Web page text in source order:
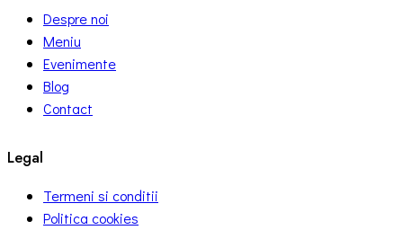
Despre noi
Meniu
Evenimente
Blog
Contact
Legal
Termeni si conditii
Politica cookies